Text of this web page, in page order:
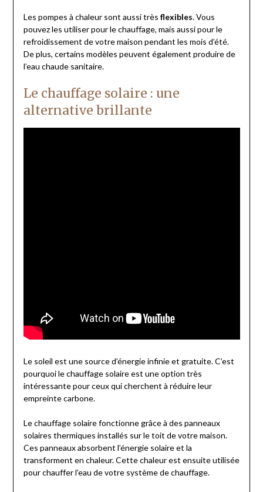
Les pompes à chaleur sont aussi très flexibles. Vous
pouvez les utiliser pour le chauffage, mais aussi pour le
refroidissement de votre maison pendant les mois d’été.
De plus, certains modèles peuvent également produire de
l’eau chaude sanitaire.
Le chauffage solaire : une
alternative brillante
Le soleil est une source d’énergie infinie et gratuite. C’est
pourquoi le chauffage solaire est une option très
intéressante pour ceux qui cherchent à réduire leur
empreinte carbone.
Le chauffage solaire fonctionne grâce à des panneaux
solaires thermiques installés sur le toit de votre maison.
Ces panneaux absorbent l’énergie solaire et la
transforment en chaleur. Cette chaleur est ensuite utilisée
pour chauffer l’eau de votre système de chauffage.